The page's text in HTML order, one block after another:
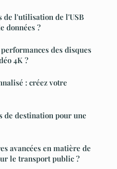
de l'utilisation de l'USB
données ?
des disques
4K ?
: créez votre
de destination pour une
avancées en matière de
le transport public ?